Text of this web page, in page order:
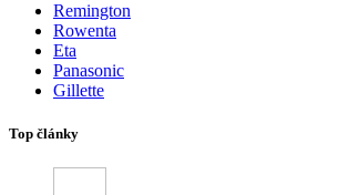
Remington
Rowenta
Eta
Panasonic
Gillette
Top články